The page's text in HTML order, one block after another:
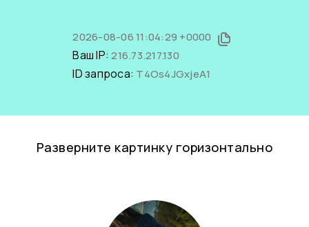
2026-08-06 11:04:29 +0000
Ваш IP:216.73.217.130
ID запроса: T4Os4JGxjeA1
Разверните картинку горизонтально